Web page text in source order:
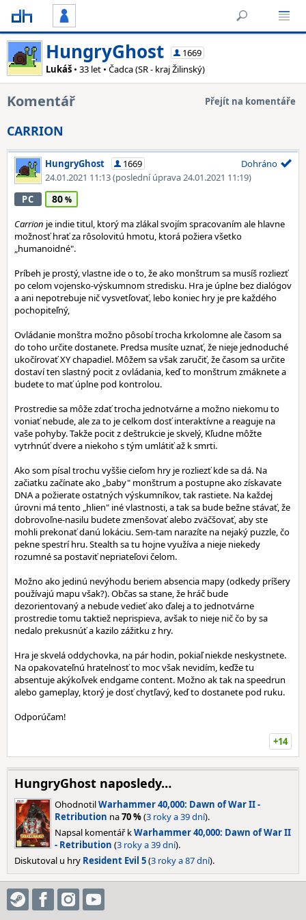
HungryGhost
1669
Lukáš • 33 let • Čadca (SR - kraj Žilinský)
Komentář Přejít na komentáře
CARRION
HungryGhost
1669
24.01.2021 11:13(poslední úprava 24.01.2021 11:19)
Dohráno
PC 80
Carrion je indie titul, ktorý ma zlákal svojím spracovaním ale hlavne
možnosť hrať za rôsolovitú hmotu, ktorá požiera všetko
„humanoidné".
Príbeh je prostý, vlastne ide o to, že ako monštrum sa musíš rozliezť
po celom vojensko-výskumnom stredisku. Hra je úplne bez dialógov
a ani nepotrebuje nič vysvetľovať, lebo koniec hry je pre každého
pochopiteľný,
Ovládanie monštra možno pôsobí trocha krkolomne ale časom sa
do toho určite dostanete. Predsa musíte uznať, že nieje jednoduché
ukočírovať XY chapadiel. Môžem sa však zaručiť, že časom sa určite
dostaví ten slastný pocit z ovládania, keď to monštrum zmáknete a
budete to mať úplne pod kontrolou.
Prostredie sa môže zdať trocha jednotvárne a možno niekomu to
voniať nebude, ale za to je celkom dosť interaktívne a reaguje na
vaše pohyby. Takže pocit z deštrukcie je skvelý, Kľudne môžte
vytrhnúť dvere a niekoho s tým umlátiť až k smrti.
Ako som písal trochu vyššie cieľom hry je rozliezť kde sa dá. Na
začiatku začínate ako „baby" monštrum a postupne ako získavate
DNA a požierate ostatných výskumníkov, tak rastiete. Na každej
úrovni má tento „hlien" iné vlastnosti, a tak sa bude bežne stávať, že
dobrovoľne-nasilu budete zmenšovať alebo zväčšovať, aby ste
mohli prekonať danú lokáciu. Sem-tam narazíte na nejaký puzzle, čo
pekne spestrí hru. Stealth sa tu hojne využíva a nieje niekedy
rozumné sa postaviť nepriateľovi čelom.
Možno ako jedinú nevýhodu beriem absencia mapy (odkedy príšery
používajú mapu však?). Občas sa stane, že hráč bude
dezorientovaný a nebude vedieť ako ďalej a to jednotvárne
prostredie tomu taktiež neprispieva, avšak to nieje nič čo by sa
nedalo prekusnúť a kazilo zážitku z hry.
Hra je skvelá oddychovka, na pár hodin, pokiaľ niekde neskystnete.
Na opakovateľnú hratelnosť to moc však nevidím, keďže tu
absentuje akýkoľvek endgame content. Možno ak tak na speedrun
alebo gameplay, ktorý je dosť chytľavý, keď to dostanete pod ruku.
Odporúčam!
+14
HungryGhost naposledy…
OhodnotilWarhammer 40,000: Dawn of War II -
Retribution na70 %(3 roky a 39 dní).
Napsal komentář kWarhammer 40,000: Dawn of War II
- Retribution (3 roky a 39 dní).
Diskutoval u hry Resident Evil 5(3 roky a 87 dní).